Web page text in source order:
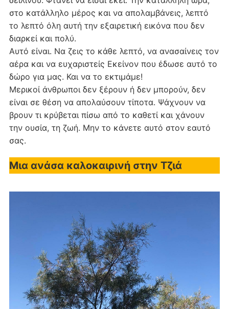
στο κατάλληλο μέρος και να απολαμβάνεις, λεπτό
το λεπτό όλη αυτή την εξαιρετική εικόνα που δεν
διαρκεί και πολύ.
Αυτό είναι. Να ζεις το κάθε λεπτό, να ανασαίνεις τον
αέρα και να ευχαριστείς Εκείνον που έδωσε αυτό το
δώρο για μας. Και να το εκτιμάμε!
Μερικοί άνθρωποι δεν ξέρουν ή δεν μπορούν, δεν
είναι σε θέση να απολαύσουν τίποτα. Ψάχνουν να
βρουν τι κρύβεται πίσω από το καθετί και χάνουν
την ουσία, τη ζωή. Μην το κάνετε αυτό στον εαυτό
σας.
Μια ανάσα καλοκαιρινή στην Τζιά